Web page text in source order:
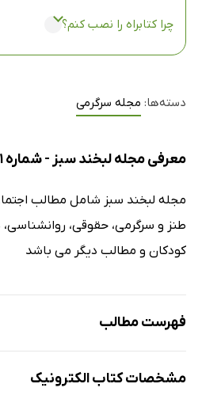
چرا کتابراه را نصب کنم؟
دسته‌ها: مجله سرگرمی
معرفی مجله لبخند سبز - شماره 1
مجله لبخند سبز شامل مطالب
طنز و سرگرمی، حقوقی، روانشناسی،
کودکان و مطالب دیگر می باشد
فهرست مطالب
مشخصات کتاب الکترونیک